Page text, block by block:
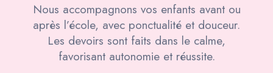
Nous accompagnons vos enfants avant ou
après l’école, avec ponctualité et douceur.
Les devoirs sont faits dans le calme,
favorisant autonomie et réussite.